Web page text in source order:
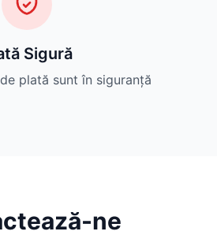
Sigură
plată sunt în siguranță
ne